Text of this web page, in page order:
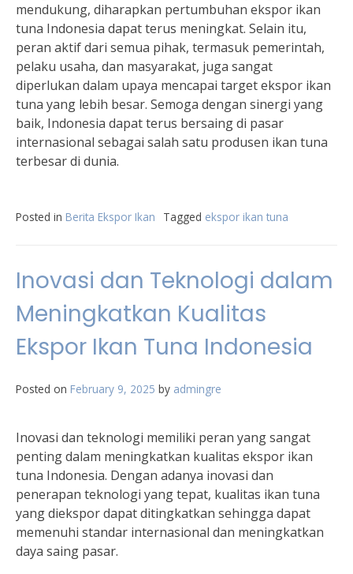
mendukung, diharapkan pertumbuhan ekspor ikan
tuna Indonesia dapat terus meningkat. Selain itu,
peran aktif dari semua pihak, termasuk pemerintah,
pelaku usaha, dan masyarakat, juga sangat
diperlukan dalam upaya mencapai target ekspor ikan
tuna yang lebih besar. Semoga dengan sinergi yang
baik, Indonesia dapat terus bersaing di pasar
internasional sebagai salah satu produsen ikan tuna
terbesar di dunia.
Posted in Berita Ekspor Ikan Tagged ekspor ikan tuna
Inovasi dan Teknologi dalam
Meningkatkan Kualitas
Ekspor Ikan Tuna Indonesia
Posted on February 9, 2025 by admingre
Inovasi dan teknologi memiliki peran yang sangat
penting dalam meningkatkan kualitas ekspor ikan
tuna Indonesia. Dengan adanya inovasi dan
penerapan teknologi yang tepat, kualitas ikan tuna
yang diekspor dapat ditingkatkan sehingga dapat
memenuhi standar internasional dan meningkatkan
daya saing pasar.